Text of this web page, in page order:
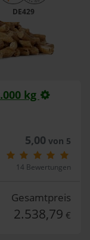
DE429
kg
5,00 von 5
14 Bewertungen
Gesamtpreis
2.538,79 €